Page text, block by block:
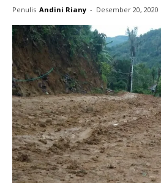
Penulis Andini Riany - Desember 20, 2020